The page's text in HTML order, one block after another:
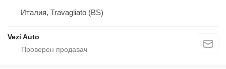
Италия, Travagliato (BS)
Vezi Auto